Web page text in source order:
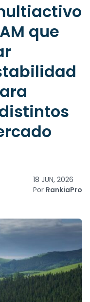
que
18 JUN, 2026
Por RankiaPro